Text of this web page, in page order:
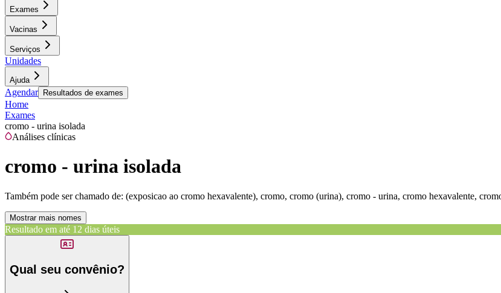
Exames
Vacinas
Serviços
Unidades
Ajuda
Agendar Resultados de exames
Home
Exames
cromo - urina isolada
Análises clínicas
cromo - urina isolada
Também pode ser chamado de: (exposicao ao cromo hexavalente), cromo, cromo (urina), cromo - urina, cromo hexavalente,
Mostrar mais nomes
Resultado em até 12 dias úteis
Qual seu convênio?